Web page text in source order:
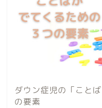
ダウン症児の「こと
の要素